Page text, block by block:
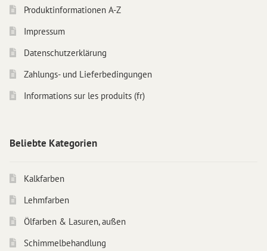
Schimmelbehandlung
Spezialprodukte
Pigmente
Dekorative Zuschlagstoffe
Werkzeuge
Farbkarten
Anleitungen
Kontakt & Beratung
Preise & Vertrieb
Produktinformationen A-Z
Impressum
Datenschutzerklärung
Zahlungs- und Lieferbedingungen
Informations sur les produits (fr)
Beliebte Kategorien
Kalkfarben
Lehmfarben
Ölfarben & Lasuren, außen
Schimmelbehandlung